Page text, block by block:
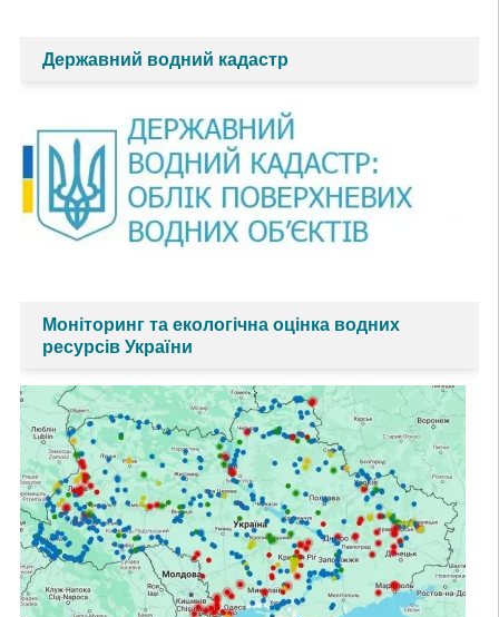
Державний водний кадастр
Моніторинг та екологічна оцінка водних
ресурсів України